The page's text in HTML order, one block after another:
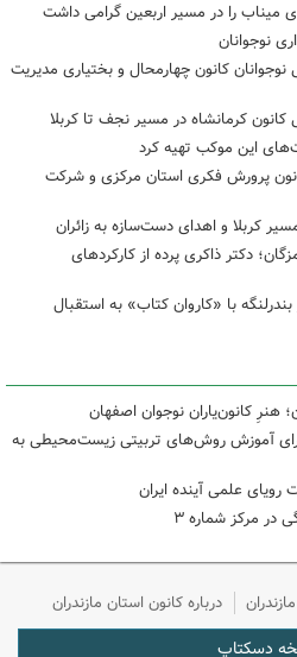
را در مسیر اربعین گرامی داشت
کانون چهارمحال و بختیاری مدیریت
کرمانشاه در مسیر نجف تا کربلا
این موکب تهیه کرد
پرورش فکری استان مرکزی و شرکت
کربلا و اهدای دست‌سازه به زائران
دکتر ذاکری پرده از کارکردهای
با «کاروان کتاب» به استقبال
هنرِ کانون‌یاران نوجوان اصفهان
آموزش روش‌های تربیتی زیست‌محیطی به
علمی آینده ایران
در مرکز شماره ۳
درباره کانون استان مازندران
دسکتاپ